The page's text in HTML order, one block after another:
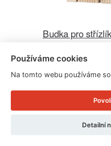
Budka pro
Používáme cookies
Na tomto webu používáme
Detailní